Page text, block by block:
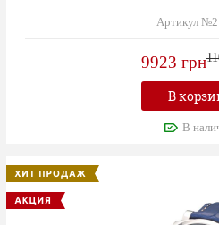
Артикул
9923 грн
В
В